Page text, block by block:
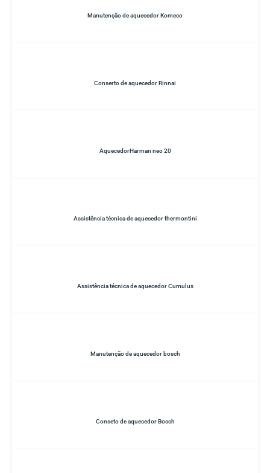
Manutenção de aquecedor Komeco
Conserto de aquecedor Rinnai
AquecedorHarman neo 20
Assistência técnica de aquecedor thermontini
Assistência técnica de aquecedor Cumulus
Manutenção de aquecedor bosch
Conseto de aquecedor Bosch